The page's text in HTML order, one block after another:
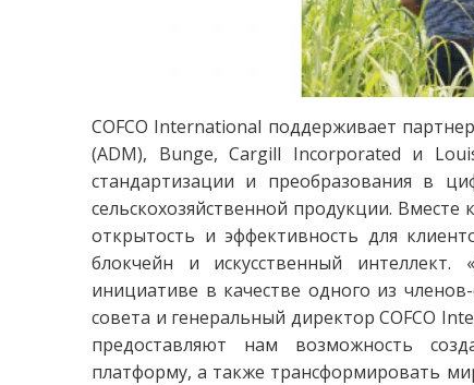
COFCO International поддерживает
(ADM), Bunge, Cargill Incorporated и
стандартизации и преобразования в
сельскохозяйственной продукции.
открытость и эффективность для
блокчейн и искусственный
инициативе в качестве одного из
совета и генеральный директор COFCO
предоставляют нам возможность
платформу, а также трансформировать